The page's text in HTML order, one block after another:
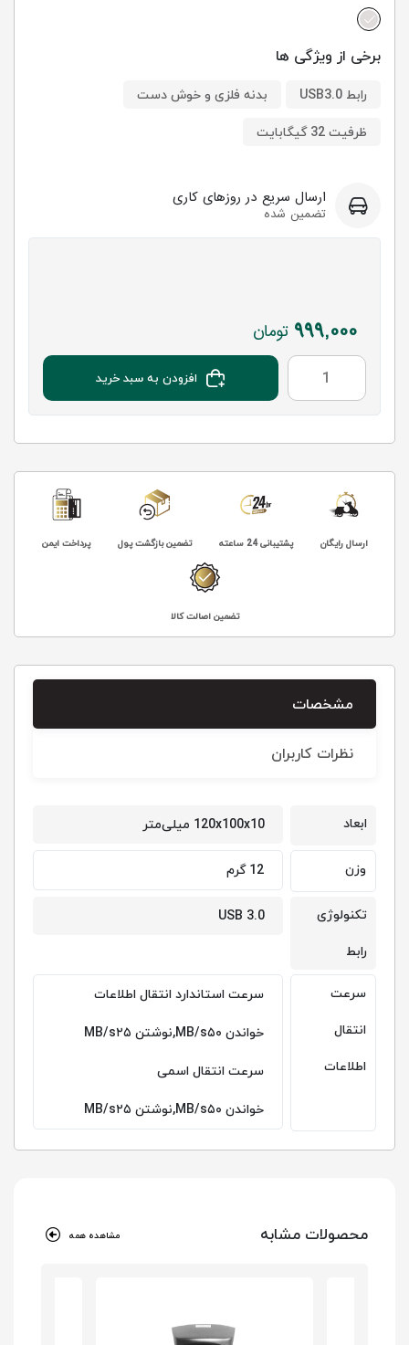
برخی از ویژگی ها
رابط USB3.0
بدنه فلزی و خوش دست
ظرفیت 32 گیگابایت
ارسال سریع در روزهای کاری
تضمین شده
999,000 تومان
افزودن به سبد خرید
ارسال رایگان پشتیبانی 24 ساعته تضمین بازگشت پول پرداخت ایمن
تضمین اصالت کالا
مشخصات
نظرات کاربران
ابعاد
120x100x10 میلی‌متر
وزن
12 گرم
تکنولوژی
رابط
USB 3.0
سرعت
انتقال
اطلاعات
سرعت استاندارد انتقال اطلاعات
خواندن MB/s۵۰,نوشتن MB/s۲۵
سرعت انتقال اسمی
خواندن MB/s۵۰,نوشتن MB/s۲۵
محصولات مشابه مشاهده همه